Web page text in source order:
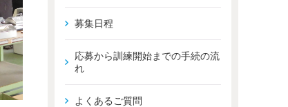
募集日程
応募から訓練開始までの手続の流
れ
よくあるご質問